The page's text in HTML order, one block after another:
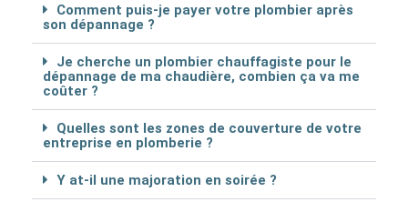
Comment puis-je payer votre plombier après
son dépannage ?
Je cherche un plombier chauffagiste pour le
dépannage de ma chaudière, combien ça va me
coûter ?
Quelles sont les zones de couverture de votre
entreprise en plomberie ?
Y at-il une majoration en soirée ?